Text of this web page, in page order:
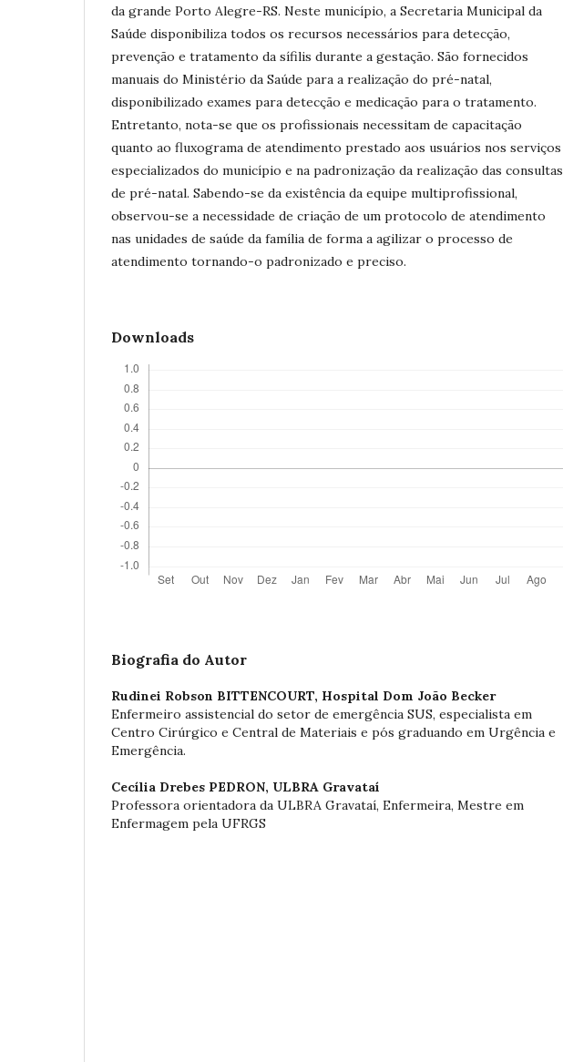
da grande Porto Alegre-RS. Neste município, a Secretaria Municipal da
Saúde disponibiliza todos os recursos necessários para detecção,
prevenção e tratamento da sífilis durante a gestação. São fornecidos
manuais do Ministério da Saúde para a realização do pré-natal,
disponibilizado exames para detecção e medicação para o tratamento.
Entretanto, nota-se que os profissionais necessitam de capacitação
quanto ao fluxograma de atendimento prestado aos usuários nos serviços
especializados do município e na padronização da realização das consultas
de pré-natal. Sabendo-se da existência da equipe multiprofissional,
observou-se a necessidade de criação de um protocolo de atendimento
nas unidades de saúde da família de forma a agilizar o processo de
atendimento tornando-o padronizado e preciso.
Downloads
Biografia do Autor
Rudinei Robson BITTENCOURT, Hospital Dom João Becker
Enfermeiro assistencial do setor de emergência SUS, especialista em
Centro Cirúrgico e Central de Materiais e pós graduando em Urgência e
Emergência.
Cecília Drebes PEDRON, ULBRA Gravataí
Professora orientadora da ULBRA Gravataí, Enfermeira, Mestre em
Enfermagem pela UFRGS